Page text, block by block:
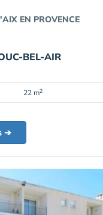
EN PROVENCE
BEL-AIR
22 m2
➔